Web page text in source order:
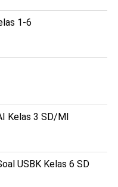
1-6
Kelas 3 SD/MI
USBK Kelas 6 SD